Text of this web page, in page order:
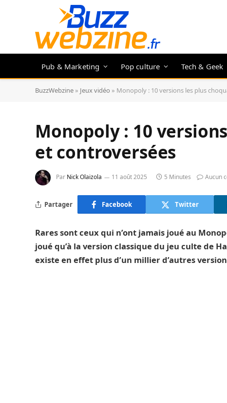
Pub & Marketing Pop culture Tech & Geek
BuzzWebzine » Jeux vidéo » Monopoly : 10 versions les plus
Monopoly : 10
et controversées
Par Nick Olaizola 11 août 2025 5 Minutes Aucun
Partager Facebook Twitter
Rares sont ceux qui n’ont jamais joué au
joué qu’à la version classique du jeu culte de
existe en effet plus d’un millier d’autres